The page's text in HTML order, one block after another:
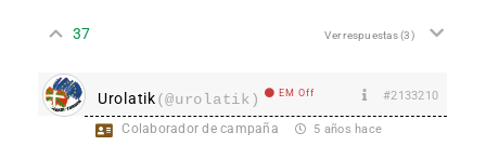
37 Ver respuestas(3)
Urolatik(@urolatik) EM Off #2133210
Colaborador de campaña 5 años hace